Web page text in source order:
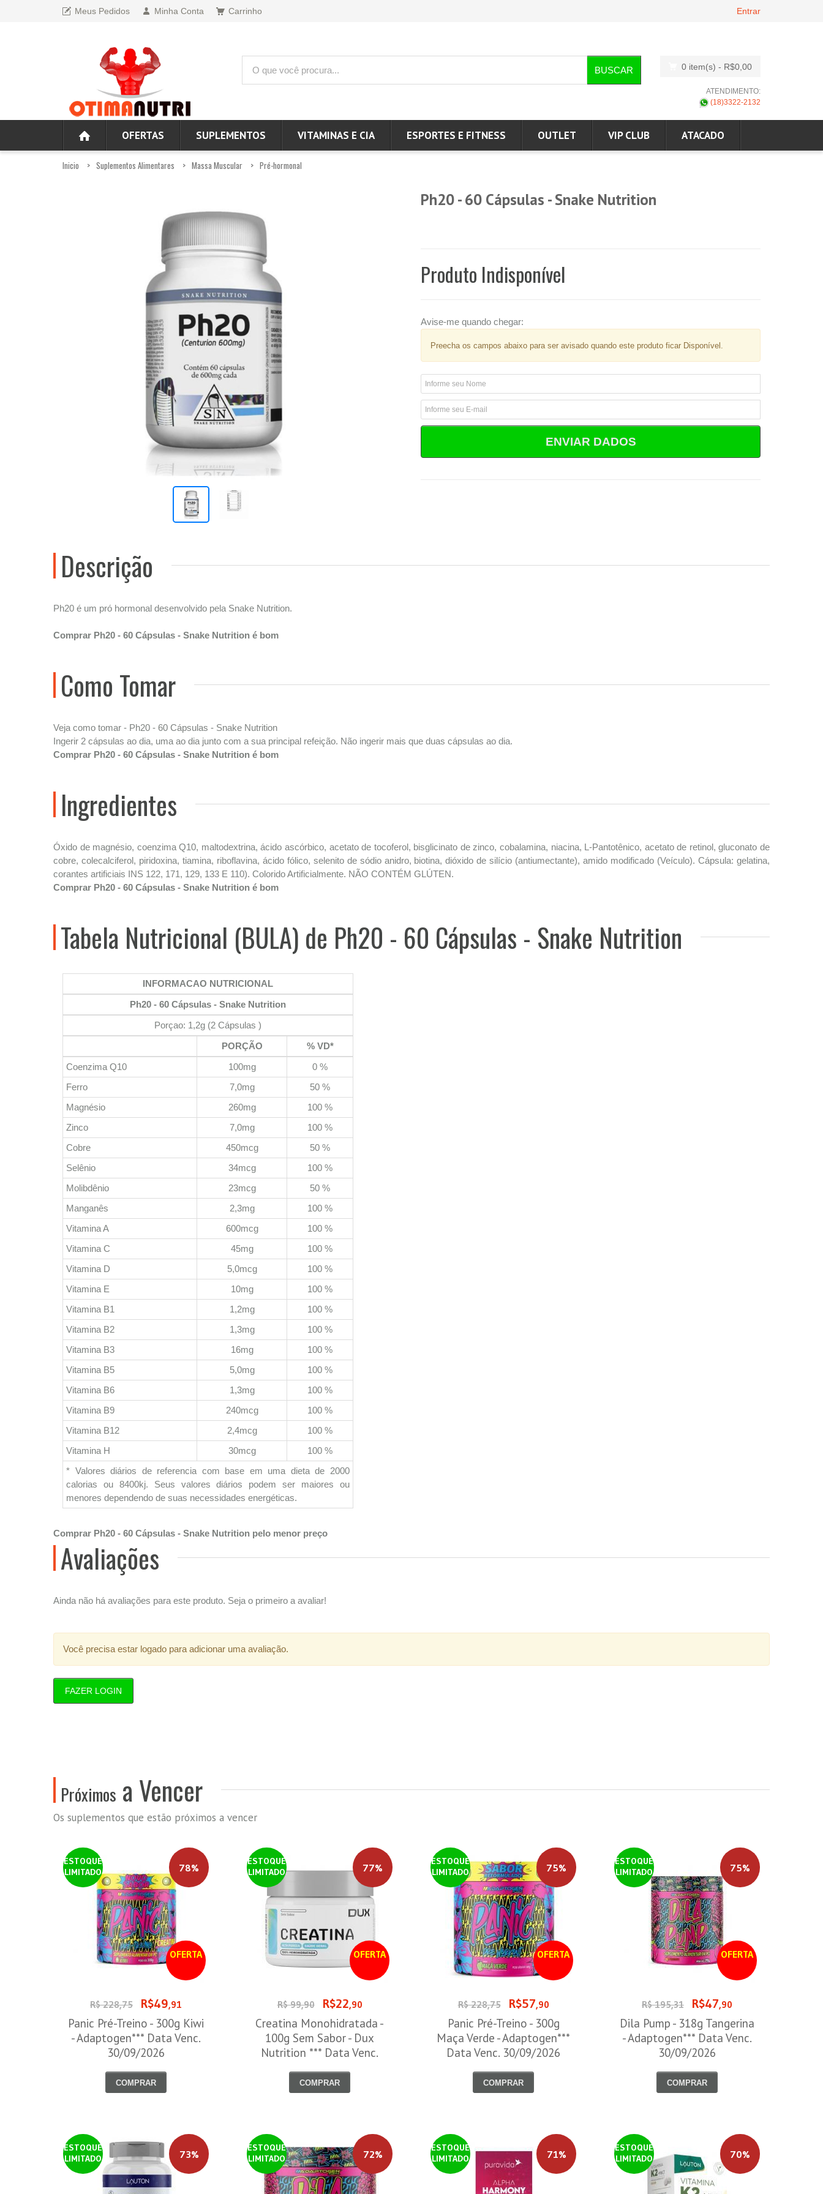
Meus Pedidos Minha Conta Carrinho Entrar
BUSCAR 0 item(s) - R$0,00
ATENDIMENTO:
(18)3322-2132
OFERTAS SUPLEMENTOS VITAMINAS E CIA ESPORTES E FITNESS OUTLET VIP CLUB ATACADO
Inicio Suplementos Alimentares Massa Muscular Pré-hormonal
Ph20 - 60 Cápsulas - Snake Nutrition
Produto Indisponível
Avise-me quando chegar:
Preecha os campos abaixo para ser avisado quando este produto ficar Disponível.
ENVIAR DADOS
Descrição
Ph20 é um pró hormonal desenvolvido pela Snake Nutrition.
Comprar Ph20 - 60 Cápsulas - Snake Nutrition é bom
Como Tomar
Veja como tomar - Ph20 - 60 Cápsulas - Snake Nutrition
Ingerir 2 cápsulas ao dia, uma ao dia junto com a sua principal refeição. Não ingerir mais que duas cápsulas ao dia.
Comprar Ph20 - 60 Cápsulas - Snake Nutrition é bom
Ingredientes
Óxido de magnésio, coenzima Q10, maltodextrina, ácido ascórbico, acetato de tocoferol, bisglicinato de zinco, cobalamina, niacina, L-Pantotênico, acetato de retinol, gluconato de
cobre, colecalciferol, piridoxina, tiamina, riboflavina, ácido fólico, selenito de sódio anidro, biotina, dióxido de silício (antiumectante), amido modificado (Veículo). Cápsula: gelatina,
corantes artificiais INS 122, 171, 129, 133 E 110). Colorido Artificialmente. NÃO CONTÉM GLÚTEN.
Comprar Ph20 - 60 Cápsulas - Snake Nutrition é bom
Tabela Nutricional (BULA) de Ph20 - 60 Cápsulas - Snake Nutrition
INFORMACAO NUTRICIONAL
Ph20 - 60 Cápsulas - Snake Nutrition
Porçao: 1,2g (2 Cápsulas )
PORÇÃO
% VD*
Coenzima Q10
100mg
0 %
Ferro
7,0mg
50 %
Magnésio
260mg
100 %
Zinco
7,0mg
100 %
Cobre
450mcg
50 %
Selênio
34mcg
100 %
Molibdênio
23mcg
50 %
Manganês
2,3mg
100 %
Vitamina A
600mcg
100 %
Vitamina C
45mg
100 %
Vitamina D
5,0mcg
100 %
Vitamina E
10mg
100 %
Vitamina B1
1,2mg
100 %
Vitamina B2
1,3mg
100 %
Vitamina B3
16mg
100 %
Vitamina B5
5,0mg
100 %
Vitamina B6
1,3mg
100 %
Vitamina B9
240mcg
100 %
Vitamina B12
2,4mcg
100 %
Vitamina H
30mcg
100 %
* Valores diários de referencia com base em uma dieta de 2000
calorias ou 8400kj. Seus valores diários podem ser maiores ou
menores dependendo de suas necessidades energéticas.
Comprar Ph20 - 60 Cápsulas - Snake Nutrition pelo menor preço
Avaliações
Ainda não há avaliações para este produto. Seja o primeiro a avaliar!
Você precisa estar logado para adicionar uma avaliação.
FAZER LOGIN
Próximos a Vencer
Os suplementos que estão próximos a vencer
ESTOQUE
LIMITADO
OFERTA
78%
R$ 228,75 R$49,91
Panic Pré-Treino - 300g Kiwi
- Adaptogen*** Data Venc.
30/09/2026
COMPRAR
ESTOQUE
LIMITADO
OFERTA
77%
R$ 99,90 R$22,90
Creatina Monohidratada -
100g Sem Sabor - Dux
Nutrition *** Data Venc.
COMPRAR
ESTOQUE
LIMITADO
OFERTA
75%
R$ 228,75 R$57,90
Panic Pré-Treino - 300g
Maça Verde - Adaptogen***
Data Venc. 30/09/2026
COMPRAR
ESTOQUE
LIMITADO
OFERTA
75%
R$ 195,31 R$47,90
Dila Pump - 318g Tangerina
- Adaptogen*** Data Venc.
30/09/2026
COMPRAR
ESTOQUE
LIMITADO
73%
ESTOQUE
LIMITADO
72%
ESTOQUE
LIMITADO
71%
ESTOQUE
LIMITADO
70%